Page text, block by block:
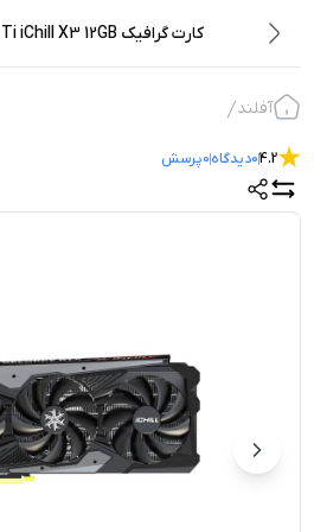
کارت گرافیک INNO3D RTX 4070 Ti iChill X3 12GB
آفلند
4.2
0دیدگاه0پرسش